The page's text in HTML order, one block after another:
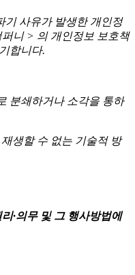
기 사유가 발생한 개인정
니 > 의 개인정보 보호책
합니다.
분쇄하거나 소각을 통하
생할 수 없는 기술적 방
·의무 및 그 행사방법에